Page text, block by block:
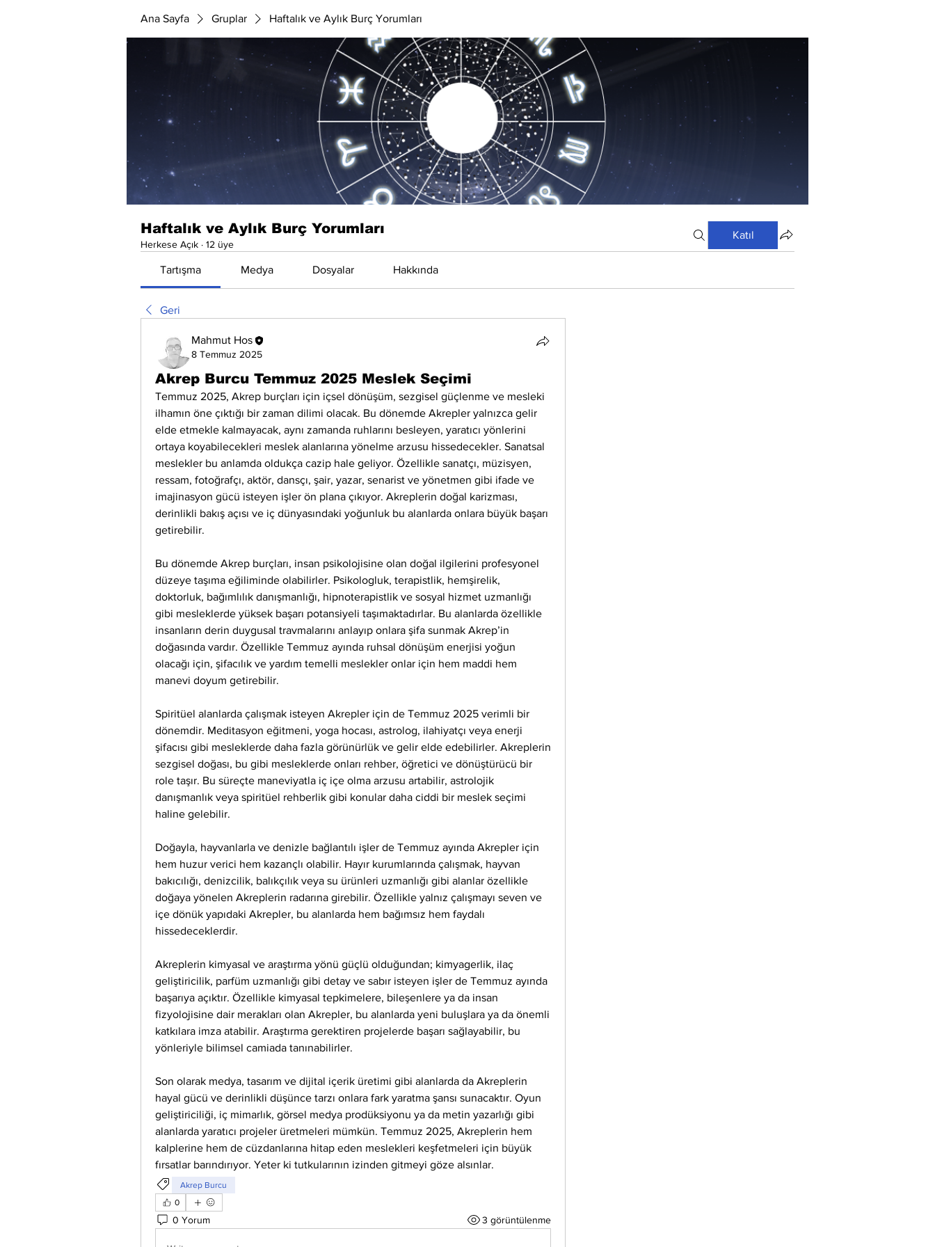
Ana Sayfa Gruplar Haftalık ve Aylık Burç Yorumları
Haftalık ve Aylık Burç Yorumları
Herkese Açık · 12 üye
Katıl
Tartışma Medya Dosyalar Hakkında
Geri
Mahmut Hos
8 Temmuz 2025
Akrep Burcu Temmuz 2025 Meslek Seçimi
Temmuz 2025, Akrep burçları için içsel dönüşüm, sezgisel güçlenme ve mesleki
ilhamın öne çıktığı bir zaman dilimi olacak. Bu dönemde Akrepler yalnızca gelir
elde etmekle kalmayacak, aynı zamanda ruhlarını besleyen, yaratıcı yönlerini
ortaya koyabilecekleri meslek alanlarına yönelme arzusu hissedecekler. Sanatsal
meslekler bu anlamda oldukça cazip hale geliyor. Özellikle sanatçı, müzisyen,
ressam, fotoğrafçı, aktör, dansçı, şair, yazar, senarist ve yönetmen gibi ifade ve
imajinasyon gücü isteyen işler ön plana çıkıyor. Akreplerin doğal karizması,
derinlikli bakış açısı ve iç dünyasındaki yoğunluk bu alanlarda onlara büyük başarı
getirebilir.
Bu dönemde Akrep burçları, insan psikolojisine olan doğal ilgilerini profesyonel
düzeye taşıma eğiliminde olabilirler. Psikologluk, terapistlik, hemşirelik,
doktorluk, bağımlılık danışmanlığı, hipnoterapistlik ve sosyal hizmet uzmanlığı
gibi mesleklerde yüksek başarı potansiyeli taşımaktadırlar. Bu alanlarda özellikle
insanların derin duygusal travmalarını anlayıp onlara şifa sunmak Akrep’in
doğasında vardır. Özellikle Temmuz ayında ruhsal dönüşüm enerjisi yoğun
olacağı için, şifacılık ve yardım temelli meslekler onlar için hem maddi hem
manevi doyum getirebilir.
Spiritüel alanlarda çalışmak isteyen Akrepler için de Temmuz 2025 verimli bir
dönemdir. Meditasyon eğitmeni, yoga hocası, astrolog, ilahiyatçı veya enerji
şifacısı gibi mesleklerde daha fazla görünürlük ve gelir elde edebilirler. Akreplerin
sezgisel doğası, bu gibi mesleklerde onları rehber, öğretici ve dönüştürücü bir
role taşır. Bu süreçte maneviyatla iç içe olma arzusu artabilir, astrolojik
danışmanlık veya spiritüel rehberlik gibi konular daha ciddi bir meslek seçimi
haline gelebilir.
Doğayla, hayvanlarla ve denizle bağlantılı işler de Temmuz ayında Akrepler için
hem huzur verici hem kazançlı olabilir. Hayır kurumlarında çalışmak, hayvan
bakıcılığı, denizcilik, balıkçılık veya su ürünleri uzmanlığı gibi alanlar özellikle
doğaya yönelen Akreplerin radarına girebilir. Özellikle yalnız çalışmayı seven ve
içe dönük yapıdaki Akrepler, bu alanlarda hem bağımsız hem faydalı
hissedeceklerdir.
Akreplerin kimyasal ve araştırma yönü güçlü olduğundan; kimyagerlik, ilaç
geliştiricilik, parfüm uzmanlığı gibi detay ve sabır isteyen işler de Temmuz ayında
başarıya açıktır. Özellikle kimyasal tepkimelere, bileşenlere ya da insan
fizyolojisine dair merakları olan Akrepler, bu alanlarda yeni buluşlara ya da önemli
katkılara imza atabilir. Araştırma gerektiren projelerde başarı sağlayabilir, bu
yönleriyle bilimsel camiada tanınabilirler.
Son olarak medya, tasarım ve dijital içerik üretimi gibi alanlarda da Akreplerin
hayal gücü ve derinlikli düşünce tarzı onlara fark yaratma şansı sunacaktır. Oyun
geliştiriciliği, iç mimarlık, görsel medya prodüksiyonu ya da metin yazarlığı gibi
alanlarda yaratıcı projeler üretmeleri mümkün. Temmuz 2025, Akreplerin hem
kalplerine hem de cüzdanlarına hitap eden meslekleri keşfetmeleri için büyük
fırsatlar barındırıyor. Yeter ki tutkularının izinden gitmeyi göze alsınlar.
Akrep Burcu
0
0 Yorum 3 görüntülenme